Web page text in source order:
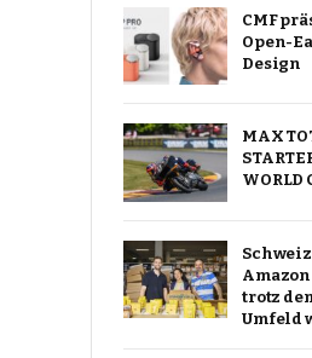
CMF
Open-
Design
MAX
WORLD
trotz
Umfeld